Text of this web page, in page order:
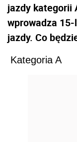
jazdy kategorii
wprowadza
jazdy. Co
Kategoria A